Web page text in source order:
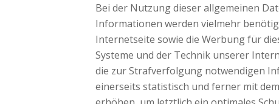
Bei der Nutzung dieser allgemeinen
Informationen werden vielmehr
Internetseite sowie die Werbung für
Systeme und der Technik unserer
die zur Strafverfolgung notwendigen
einerseits statistisch und ferner mit